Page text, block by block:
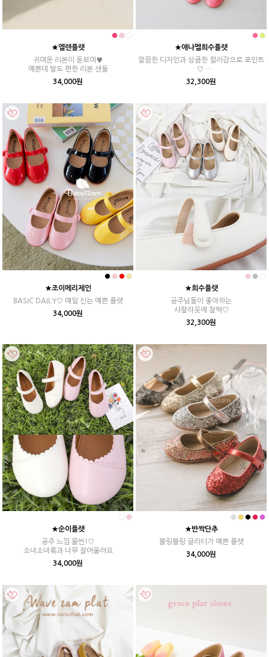
★엘렌플랫
귀여운 리본이 돋보여♥
예쁜데 발도 편한 리본 샌들
34,000원
★애나멜희수플랫
깔끔한 디자인과 상큼한 컬러감으로 포인트
♡
봄나들이 갈때 최고!
32,300원
★조이메리제인
BASIC DAILY♡ 매일 신는 예쁜 플랫
34,000원
★희수플랫
공주님들이 좋아하는
샤랄라옷에 찰떡♡
32,300원
★순이플랫
공주 느낌 물씬!♡
소녀소녀룩과 너무 잘어울려요
34,000원
★반짝단추
블링블링 글리터가 예쁜 플랫
34,000원